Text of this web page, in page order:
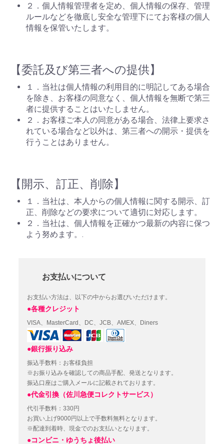
２．個人情報管理者を定め、個人情報の保存、管理
ルールなどを徹底し安全な管理下にてお客様の個人
情報を保管いたします。
【委託及び第三者への提供】
１．当社は個人情報の利用目的に明記してある場合
を除き、お客様の同意なく、個人情報を無断で第三
者に提供することはいたしません。
２．お客様ご本人の同意がある場合、法律上要求さ
れている場合など以外は、第三者への開示・提供を
行うことはありません。
【開示、訂正、削除】
１．当社は、本人からの個人情報に関する開示、訂
正、削除などの要求について適切に対応します。
２．当社は、個人情報を正確かつ最新の内容に保つ
よう努めます。.
お支払いについて
お支払い方法は、以下の中からお選びいただけます。
●各種クレジット
VISA、MasterCard、DC、JCB、AMEX、Diners
●銀行振り込み
振込手数料：お客様負担
※お振り込みを確認しての商品手配、発送となります。
振込口座はご購入メールに記載されております。
●代金引換（佐川急便コレクトサービス）
代引手数料：330円
お買い上げ9000円以上で手数料無料となります。
※配達到着時、現金でのお支払いとなります。
●コンビニ・ゆうちょ後払い